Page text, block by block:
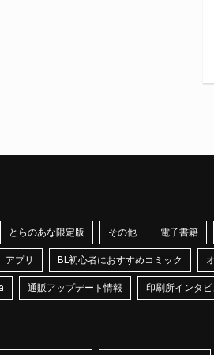
とらのあな限定版 その他 電子書籍
アプリ BL初心者におすすめコミック
通販アップデート情報 印刷所インタ